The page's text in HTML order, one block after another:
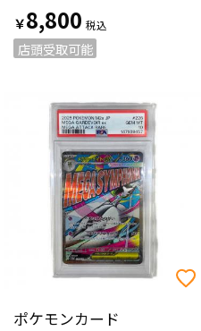
￥8,800
店頭受取可能
ポケモンカード